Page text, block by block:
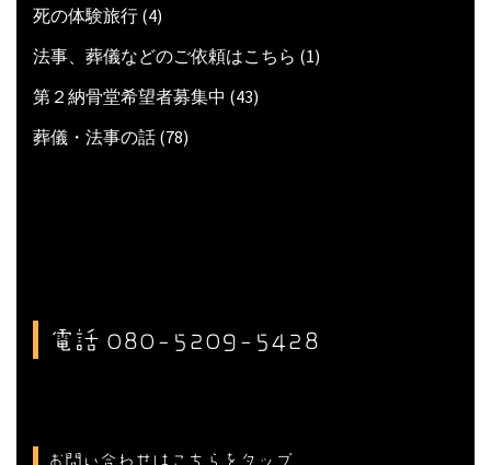
死の体験旅行 (4)
法事、葬儀などのご依頼はこちら (1)
第２納骨堂希望者募集中 (43)
葬儀・法事の話 (78)
電話 080-5209-5428
お問い合わせはこちらをタップ